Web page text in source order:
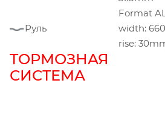
Руль
Format
width:
rise:
ТОРМОЗНАЯ
СИСТЕМА